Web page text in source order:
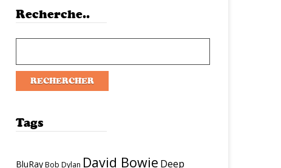
Recherche..
Tags
BluRay Bob Dylan David Bowie Deep